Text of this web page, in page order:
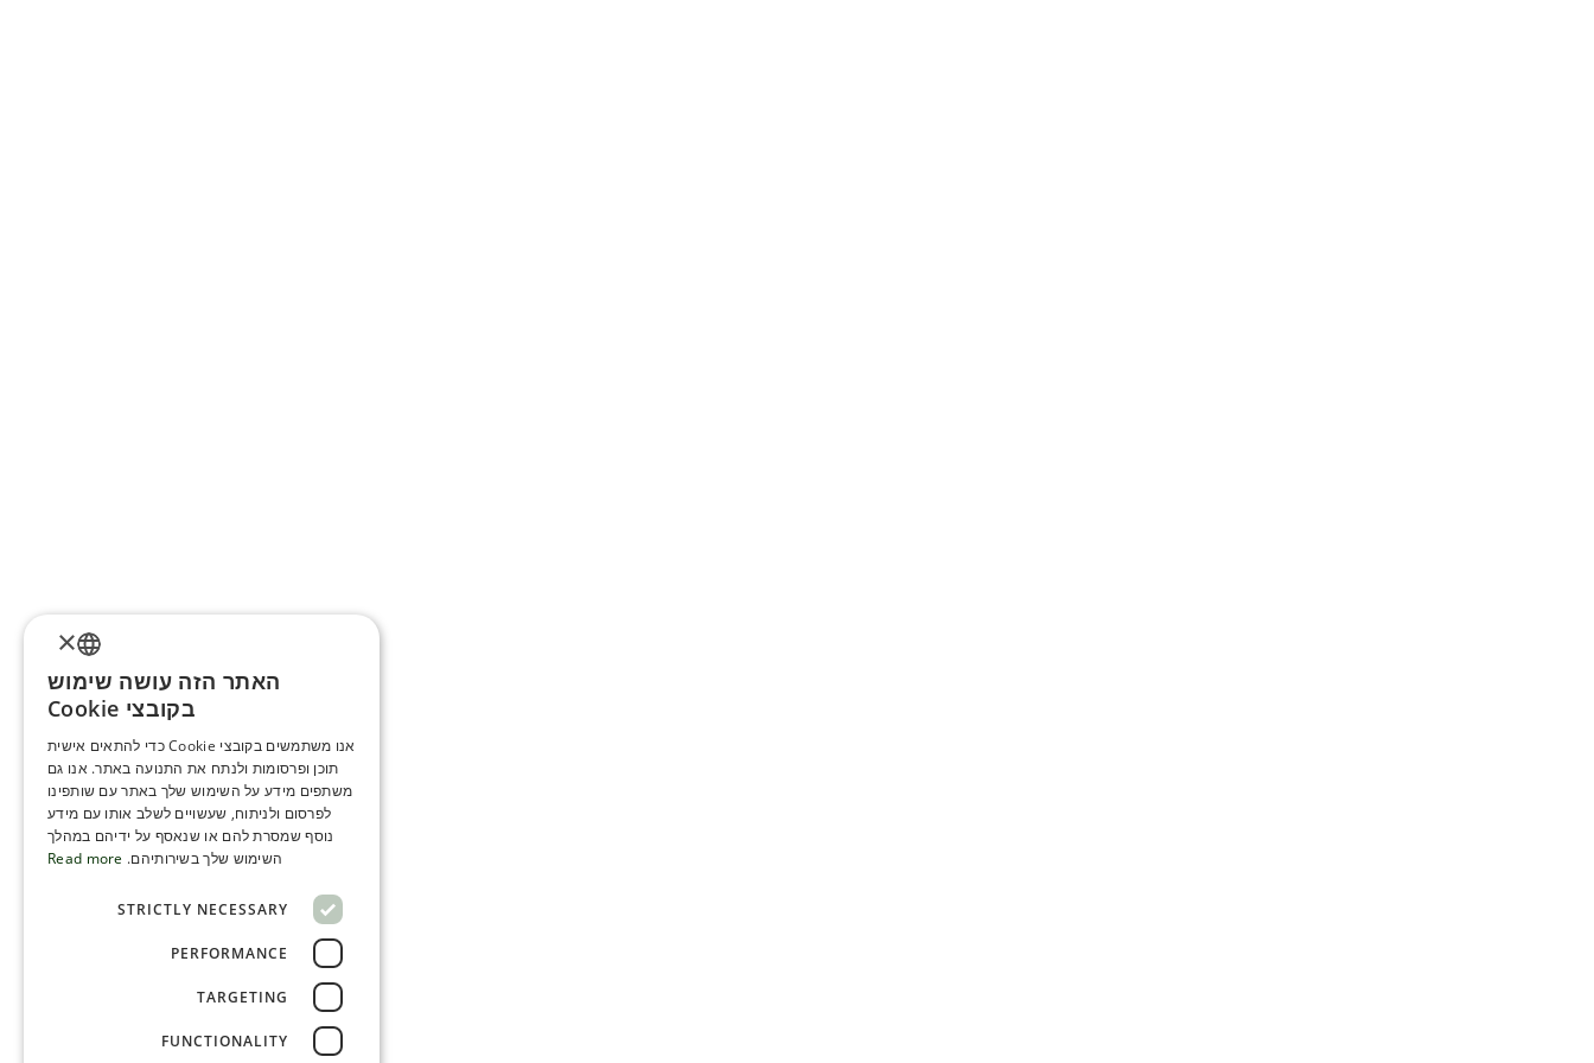
ENGLISH
SERBIA
HEBREW
RUSSIAN
SERBIAN-2
×
האתר הזה עושה שימוש
בקובצי Cookie
אנו משתמשים בקובצי Cookie כדי להתאים אישית
תוכן ופרסומות ולנתח את התנועה באתר. אנו גם
משתפים מידע על השימוש שלך באתר עם שותפינו
לפרסום ולניתוח, שעשויים לשלב אותו עם מידע
נוסף שמסרת להם או שנאסף על ידיהם במהלך
השימוש שלך בשירותיהם. Read more
STRICTLY NECESSARY
PERFORMANCE
TARGETING
FUNCTIONALITY